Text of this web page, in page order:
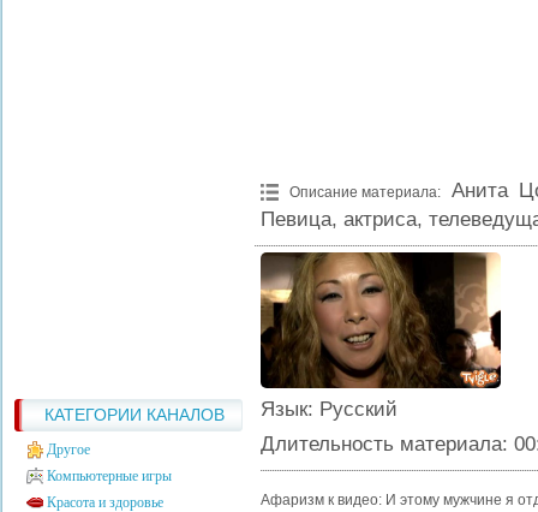
КАТЕГОРИИ КАНАЛОВ
Другое
Компьютерные игры
Красота и здоровье
Описание материала:
Анита
Певица, актриса,
Язык: Русский
Длительность материала:
Афаризм к видео: И этому мужчине я